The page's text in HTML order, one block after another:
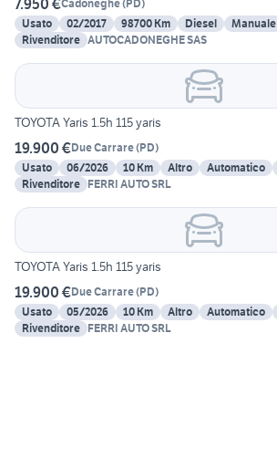
Cadoneghe(PD)
Usato
02/2017 98700 Km Diesel Manuale
Rivenditore AUTOCADONEGHE SAS
TOYOTA Yaris 1.5h 115 yaris
19.900 €Due Carrare(PD)
Usato
06/2026 10 Km Altro Automatico
Rivenditore FERRI AUTO SRL
TOYOTA Yaris 1.5h 115 yaris
19.900 €Due Carrare(PD)
Usato
05/2026 10 Km Altro Automatico
Rivenditore FERRI AUTO SRL